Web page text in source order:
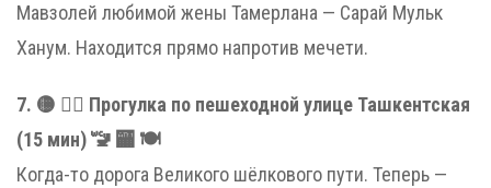
Мавзолей любимой жены Тамерлана — Сарай Мульк
Ханум. Находится прямо напротив мечети.
7. 🟡 🚶‍♂️ Прогулка по пешеходной улице Ташкентская
(15 мин) 🚾 🏧 🍽
Когда-то дорога Великого шёлкового пути. Теперь —